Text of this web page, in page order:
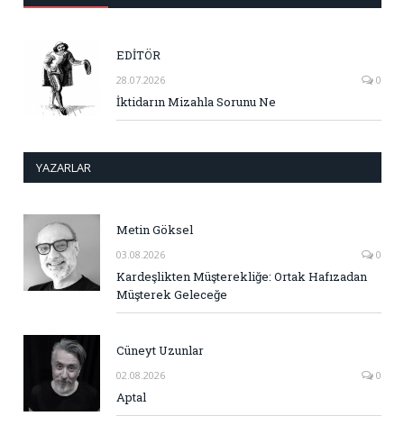
EDİTÖR
28.07.2026 0
İktidarın Mizahla Sorunu Ne
YAZARLAR
Metin Göksel
03.08.2026 0
Kardeşlikten Müşterekliğe: Ortak Hafızadan
Müşterek Geleceğe
Cüneyt Uzunlar
02.08.2026 0
Aptal